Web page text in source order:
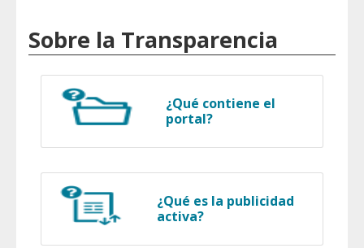
Sobre la Transparencia
¿Qué contiene el
portal?
¿Qué es la publicidad
activa?